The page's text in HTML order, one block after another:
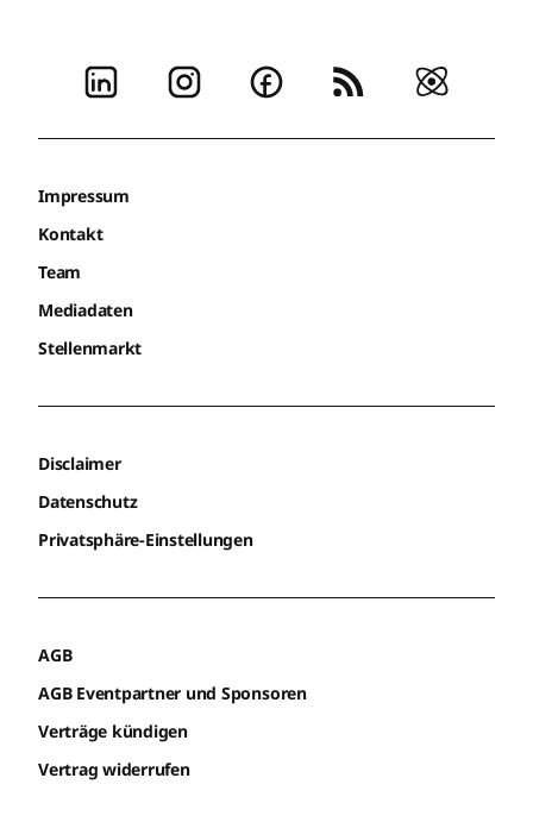
Impressum
Kontakt
Team
Mediadaten
Stellenmarkt
Disclaimer
Datenschutz
Privatsphäre-Einstellungen
AGB
AGB Eventpartner und Sponsoren
Verträge kündigen
Vertrag widerrufen